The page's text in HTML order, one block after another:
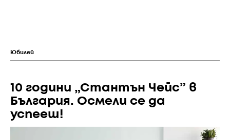
Юбилей
10 години „Стантън Чейс” в
България. Осмели се да
успееш!